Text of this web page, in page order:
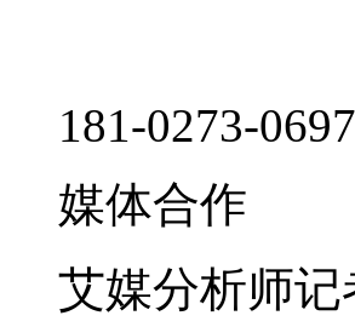
181-0273-0697
媒体合作
艾媒分析师